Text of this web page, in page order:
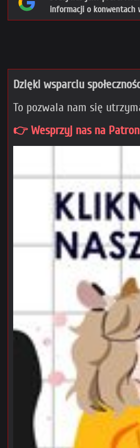
informacji o konwentach
Dzięki wsparciu
To pozwala nam się
👉 Wesprzyj nas na